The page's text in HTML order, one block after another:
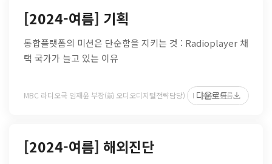
[2024-여름] 기획
통합플랫폼의 미션은 단순함을 지키는 것 : Radioplayer 채
택 국가가 늘고 있는 이유
MBC 라디오국 임재윤 부장(前 오디오디지털전략담당) 2024 여름
다운로드
[2024-여름] 해외진단